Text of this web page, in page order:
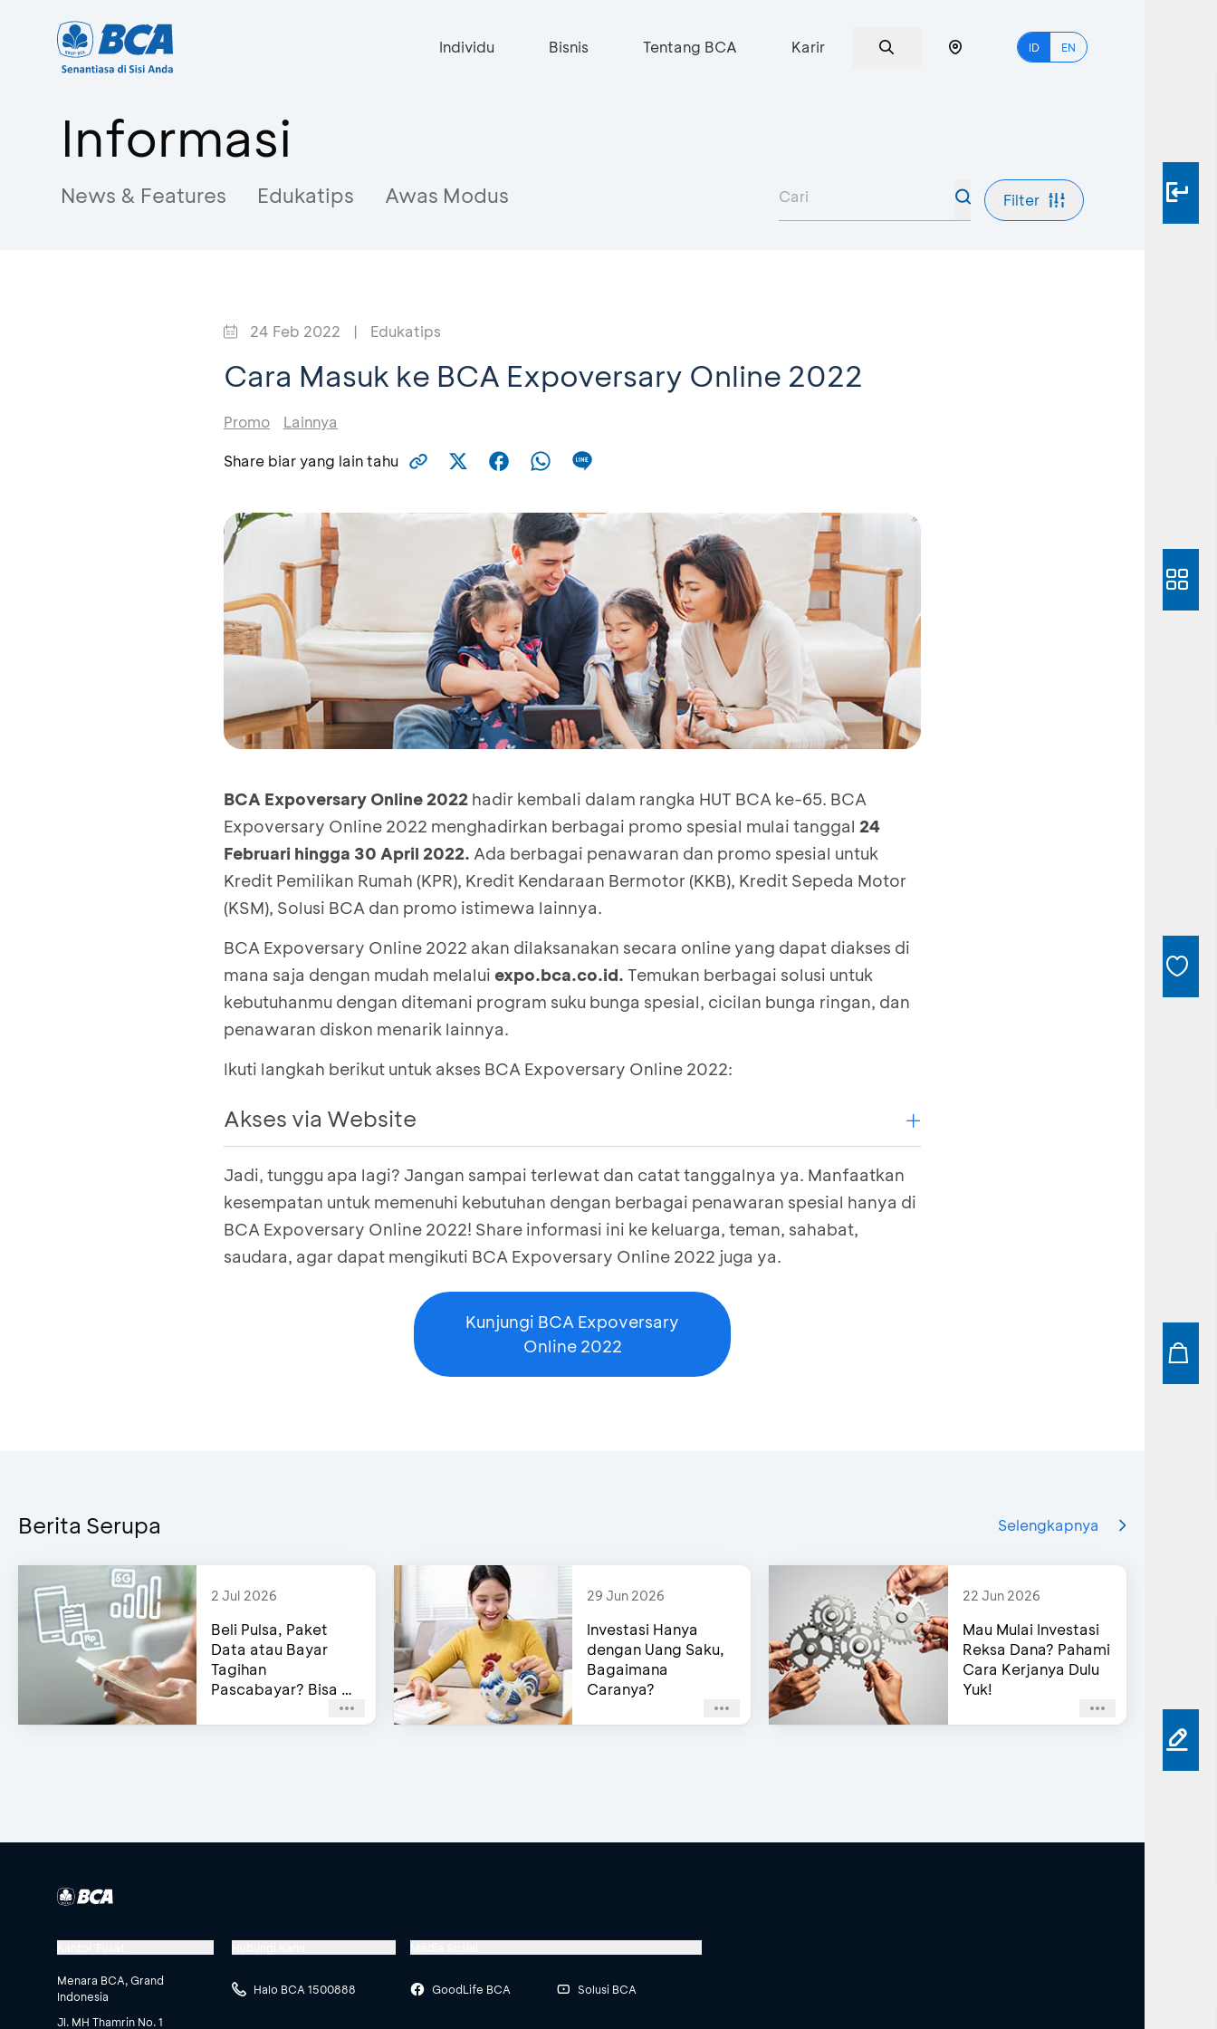
Individu Bisnis Tentang BCA Karir ID EN
Informasi
News & Features Edukatips Awas Modus Filter
24 Feb 2022 | Edukatips
Cara Masuk ke BCA Expoversary Online 2022
Promo Lainnya
Share biar yang lain tahu
BCA Expoversary Online 2022 hadir kembali dalam rangka HUT BCA ke-65. BCA
Expoversary Online 2022 menghadirkan berbagai promo spesial mulai tanggal 24
Februari hingga 30 April 2022. Ada berbagai penawaran dan promo spesial untuk
Kredit Pemilikan Rumah (KPR), Kredit Kendaraan Bermotor (KKB), Kredit Sepeda Motor
(KSM), Solusi BCA dan promo istimewa lainnya.
BCA Expoversary Online 2022 akan dilaksanakan secara online yang dapat diakses di
mana saja dengan mudah melalui expo.bca.co.id. Temukan berbagai solusi untuk
kebutuhanmu dengan ditemani program suku bunga spesial, cicilan bunga ringan, dan
penawaran diskon menarik lainnya.
Ikuti langkah berikut untuk akses BCA Expoversary Online 2022:
Akses via Website
Kunjungi expo.bca.co.id, lalu klik “Masuk Event”
Jadi, tunggu apa lagi? Jangan sampai terlewat dan catat tanggalnya ya. Manfaatkan
kesempatan untuk memenuhi kebutuhan dengan berbagai penawaran spesial hanya di
BCA Expoversary Online 2022! Share informasi ini ke keluarga, teman, sahabat,
saudara, agar dapat mengikuti BCA Expoversary Online 2022 juga ya.
Kunjungi BCA Expoversary
Online 2022
Berita Serupa Selengkapnya
2 Jul 2026
Beli Pulsa, Paket
Data atau Bayar
Tagihan
Pascabayar? Bisa di
29 Jun 2026
Investasi Hanya
dengan Uang Saku,
Bagaimana
Caranya?
22 Jun 2026
Mau Mulai Investasi
Reksa Dana? Pahami
Cara Kerjanya Dulu
Yuk!
Menara BCA, Grand
Indonesia
Jl. MH Thamrin No. 1
Halo BCA 1500888 GoodLife BCA Solusi BCA